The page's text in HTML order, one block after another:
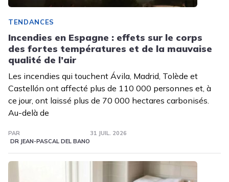
TENDANCES
Incendies en Espagne : effets sur le corps
des fortes températures et de la mauvaise
qualité de l’air
Les incendies qui touchent Ávila, Madrid, Tolède et
Castellón ont affecté plus de 110 000 personnes et, à
ce jour, ont laissé plus de 70 000 hectares carbonisés.
Au-delà de
PAR
DR JEAN-PASCAL DEL BANO
31 JUIL. 2026